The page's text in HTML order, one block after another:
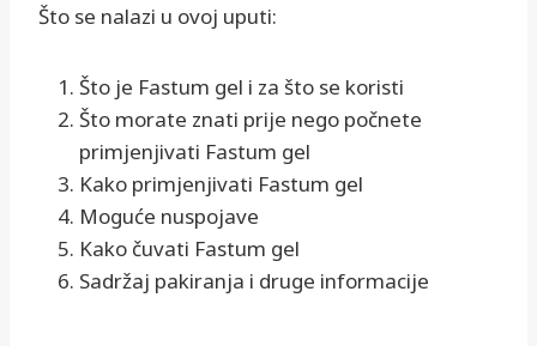
Što se nalazi u ovoj uputi:
Što je Fastum gel i za što se koristi
Što morate znati prije nego počnete
primjenjivati Fastum gel
Kako primjenjivati Fastum gel
Moguće nuspojave
Kako čuvati Fastum gel
Sadržaj pakiranja i druge informacije